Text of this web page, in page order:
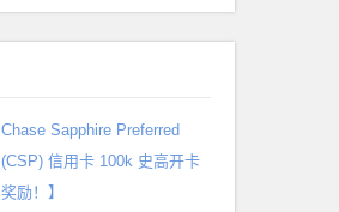
Chase Sapphire Preferred
(CSP) 信用卡 100k 史高开卡
奖励！】